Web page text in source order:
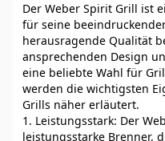
Der Weber Spirit Grill ist
für seine
herausragende Qualität
ansprechenden Design
eine beliebte Wahl für
werden die wichtigsten
Grills näher erläutert.
1. Leistungsstark: Der
leistungsstarke Brenner,